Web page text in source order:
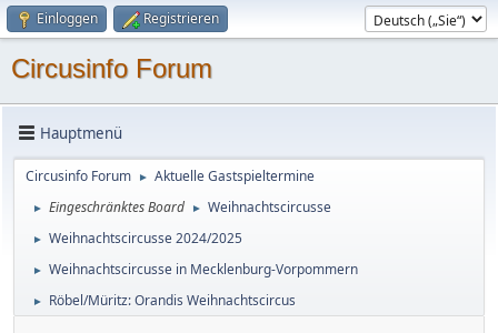
Einloggen Registrieren
Circusinfo Forum
Hauptmenü
Circusinfo Forum ► Aktuelle Gastspieltermine
► Eingeschränktes Board ► Weihnachtscircusse
► Weihnachtscircusse 2024/2025
► Weihnachtscircusse in Mecklenburg-Vorpommern
► Röbel/Müritz: Orandis Weihnachtscircus